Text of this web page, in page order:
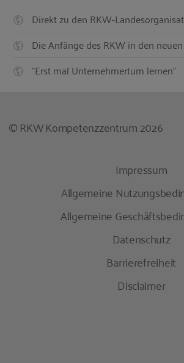
Direkt zu den RKW-
Die Anfänge des RKW in den
"Erst mal Unternehmertum lernen"
© RKW Kompetenzzentrum 2026
Impressum
Allgemeine
Allgemeine
Datenschutz
Barrierefreiheit
Disclaimer